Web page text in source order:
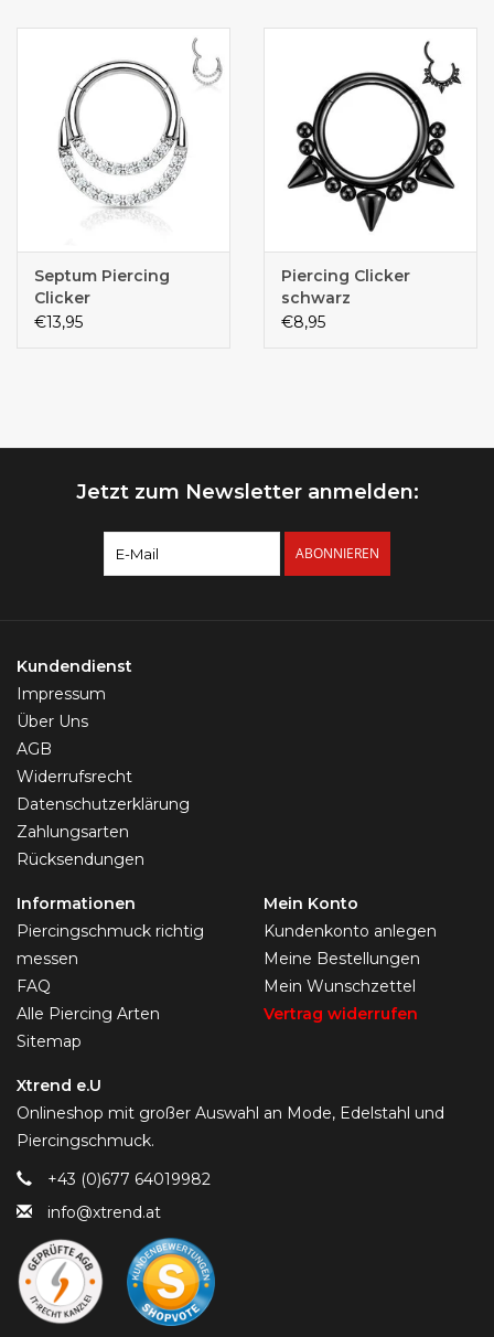
Septum Piercing
Clicker
€13,95
Piercing Clicker
schwarz
€8,95
Jetzt zum Newsletter anmelden:
ABONNIEREN
Kundendienst
Impressum
Über Uns
AGB
Widerrufsrecht
Datenschutzerklärung
Zahlungsarten
Rücksendungen
Informationen
Piercingschmuck richtig
messen
FAQ
Alle Piercing Arten
Sitemap
Mein Konto
Kundenkonto anlegen
Meine Bestellungen
Mein Wunschzettel
Vertrag widerrufen
Xtrend e.U
Onlineshop mit großer Auswahl an Mode, Edelstahl und
Piercingschmuck.
+43 (0)677 64019982
info@xtrend.at